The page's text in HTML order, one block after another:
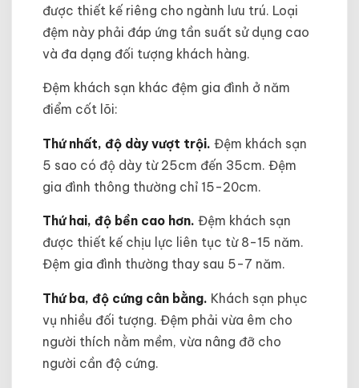
được thiết kế riêng cho ngành lưu trú. Loại
đệm này phải đáp ứng tần suất sử dụng cao
và đa dạng đối tượng khách hàng.
Đệm khách sạn khác đệm gia đình ở năm
điểm cốt lõi:
Thứ nhất, độ dày vượt trội. Đệm khách sạn
5 sao có độ dày từ 25cm đến 35cm. Đệm
gia đình thông thường chỉ 15-20cm.
Thứ hai, độ bền cao hơn. Đệm khách sạn
được thiết kế chịu lực liên tục từ 8-15 năm.
Đệm gia đình thường thay sau 5-7 năm.
Thứ ba, độ cứng cân bằng. Khách sạn phục
vụ nhiều đối tượng. Đệm phải vừa êm cho
người thích nằm mềm, vừa nâng đỡ cho
người cần độ cứng.